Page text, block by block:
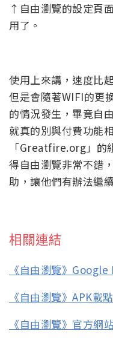
↑自由瀏覽的設定頁
用了。
使用上來講，速度比
但是會隨著WIFI的更
的情況發生，畢竟自
就真的別與付費功能
「Greatfire.org」的
得自由瀏覽非常不錯
助，讓他們有辦法繼
相關連結
《自由瀏覽》
《自由瀏覽》APK載點
《自由瀏覽》官方網